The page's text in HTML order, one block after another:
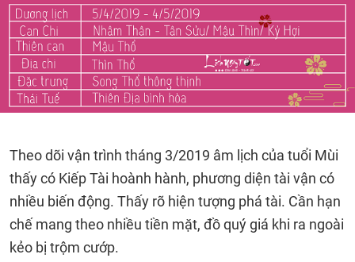
Theo dõi vận trình tháng 3/2019 âm lịch của tuổi Mùi
thấy có Kiếp Tài hoành hành, phương diện tài vận có
nhiều biến động. Thấy rõ hiện tượng phá tài. Cần hạn
chế mang theo nhiều tiền mặt, đồ quý giá khi ra ngoài
kẻo bị trộm cướp.